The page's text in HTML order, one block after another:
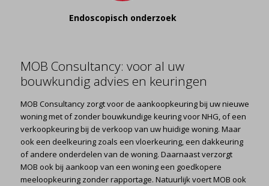
Endoscopisch onderzoek
MOB Consultancy: voor al uw
bouwkundig advies en keuringen
MOB Consultancy zorgt voor de aankoopkeuring bij uw nieuwe
woning met of zonder bouwkundige keuring voor NHG, of een
verkoopkeuring bij de verkoop van uw huidige woning. Maar
ook een deelkeuring zoals een vloerkeuring, een dakkeuring
of andere onderdelen van de woning. Daarnaast verzorgt
MOB ook bij aankoop van een woning een goedkopere
meeloopkeuring zonder rapportage. Natuurlijk voert MOB ook